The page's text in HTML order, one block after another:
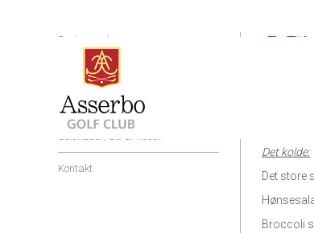
Det kolde:
Det store
Broccoli
Restaurant
Åbningstider
Menu
Selskaber/Ud af huset
Kontakt